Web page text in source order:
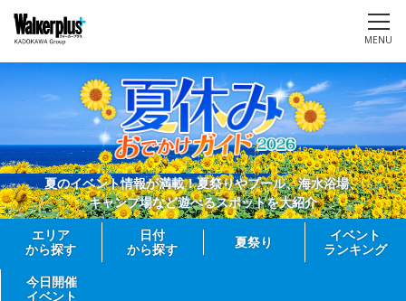
MENU
夏のイベント情報が満載！夏祭りやプール、海水浴場、
キャンプ場など遊べるスポットを大紹介
エリア
から探す
日付
から探す
夏祭り
イベント
ランキング
今日開催
イベント